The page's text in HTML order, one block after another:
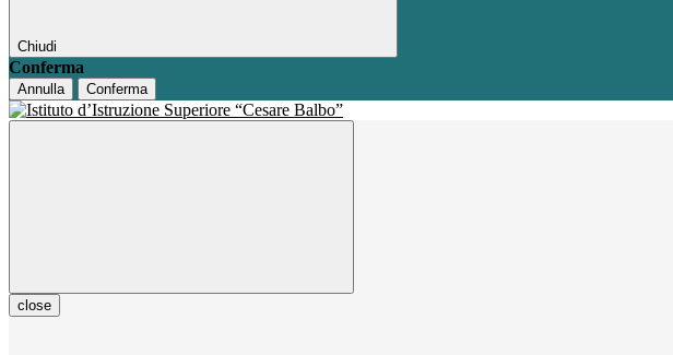
Chiudi
Conferma
Annulla Conferma
close